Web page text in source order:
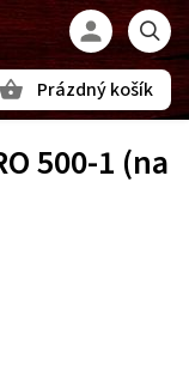
Prázdný košík
500-1 (na